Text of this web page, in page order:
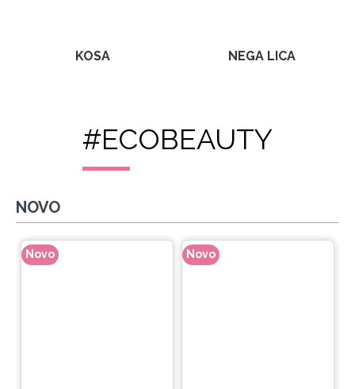
KOSA NEGA LICA
#ECOBEAUTY
NOVO
Novo Novo